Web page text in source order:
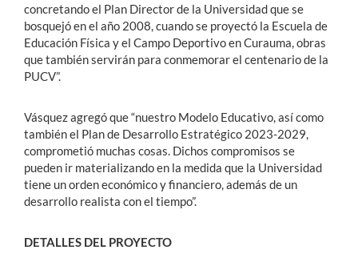
concretando el Plan Director de la Universidad que se
bosquejó en el año 2008, cuando se proyectó la Escuela de
Educación Física y el Campo Deportivo en Curauma, obras
que también servirán para conmemorar el centenario de la
PUCV”.
Vásquez agregó que “nuestro Modelo Educativo, así como
también el Plan de Desarrollo Estratégico 2023-2029,
comprometió muchas cosas. Dichos compromisos se
pueden ir materializando en la medida que la Universidad
tiene un orden económico y financiero, además de un
desarrollo realista con el tiempo”.
DETALLES DEL PROYECTO